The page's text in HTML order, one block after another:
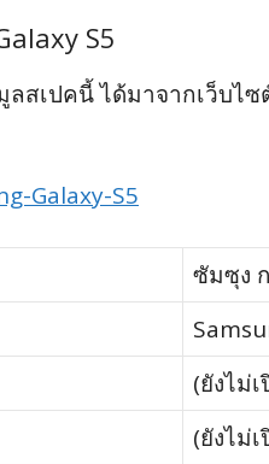
S5
สเปคนี้ ได้มาจากเว็บไซ
ซัมซุง
(ยังไม่
(ยังไม่